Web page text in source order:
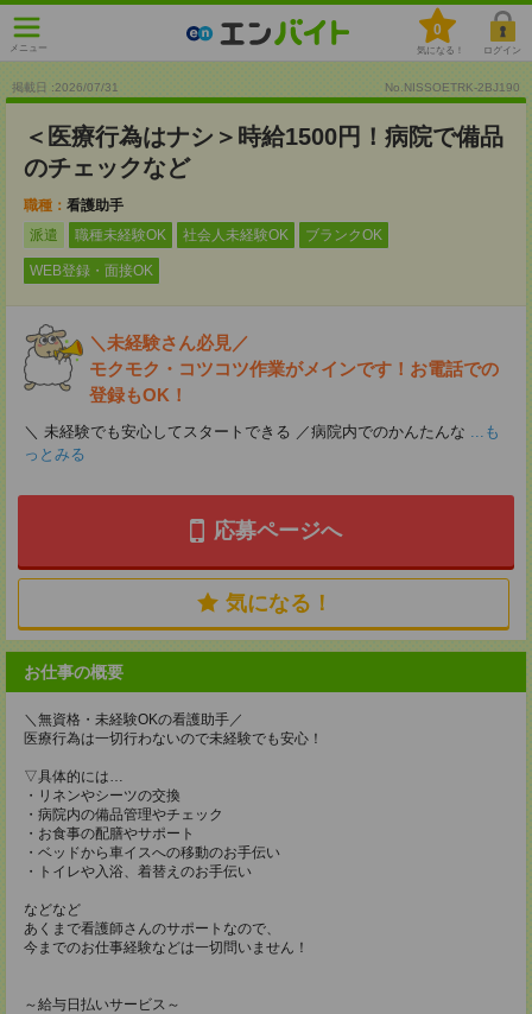
メニュー
0
気になる！ ログイン
掲載日 :2026/07/31 No.NISSOETRK-2BJ190
＜医療行為はナシ＞時給1500円！病院で備品
のチェックなど
職種： 看護助手
派遣
職種未経験OK 社会人未経験OK ブランクOK
WEB登録・面接OK
＼未経験さん必見／
モクモク・コツコツ作業がメインです！お電話での
登録もOK！
＼ 未経験でも安心してスタートできる ／病院内でのかんたんな ...も
っとみる
応募ページへ
気になる！
お仕事の概要
＼無資格・未経験OKの看護助手／
医療行為は一切行わないので未経験でも安心！
▽具体的には…
・リネンやシーツの交換
・病院内の備品管理やチェック
・お食事の配膳やサポート
・ベッドから車イスへの移動のお手伝い
・トイレや入浴、着替えのお手伝い
などなど
あくまで看護師さんのサポートなので、
今までのお仕事経験などは一切問いません！
～給与日払いサービス～